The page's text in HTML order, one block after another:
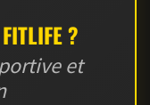
?
et